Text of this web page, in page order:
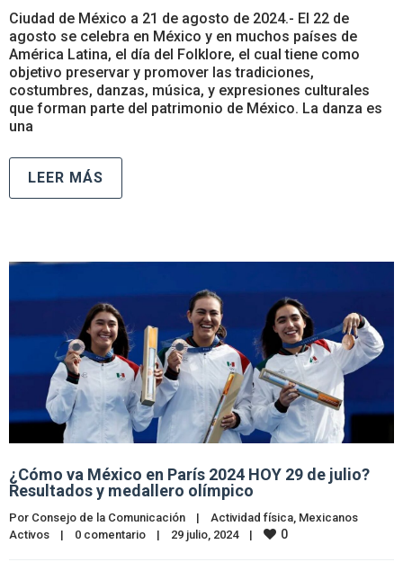
Ciudad de México a 21 de agosto de 2024.- El 22 de
agosto se celebra en México y en muchos países de
América Latina, el día del Folklore, el cual tiene como
objetivo preservar y promover las tradiciones,
costumbres, danzas, música, y expresiones culturales
que forman parte del patrimonio de México. La danza es
una
LEER MÁS
¿Cómo va México en París 2024 HOY 29 de julio?
Resultados y medallero olímpico
Por Consejo de la Comunicación | Actividad física Mexicanos
Activos
| 0 comentario | 29 julio, 2024 | 0